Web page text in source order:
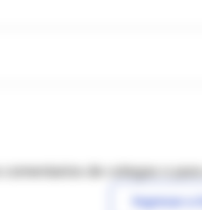
comentarios de colegas o
Ingresar a